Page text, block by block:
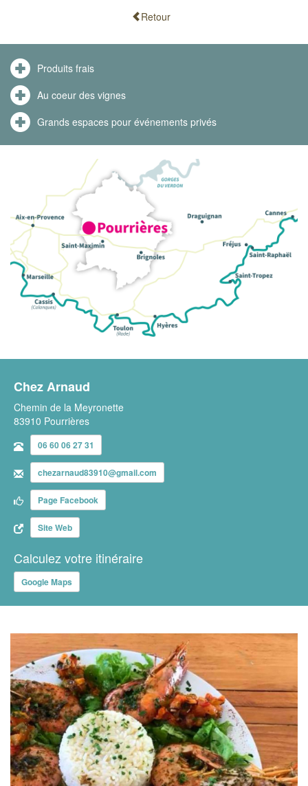
Retour
Produits frais
Au coeur des vignes
Grands espaces pour événements privés
Chez Arnaud
Chemin de la Meyronette
83910 Pourrières
06 60 06 27 31
chezarnaud83910@gmail.com
Page Facebook
Site Web
Calculez votre itinéraire
Google Maps